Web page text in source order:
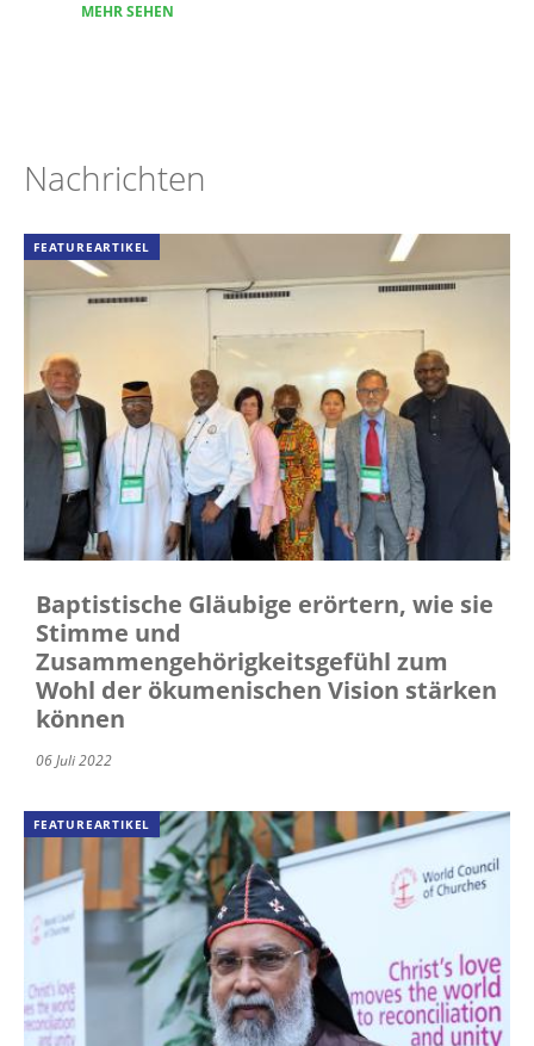
MEHR SEHEN
Nachrichten
FEATUREARTIKEL
Baptistische Gläubige erörtern, wie sie
Stimme und
Zusammengehörigkeitsgefühl zum
Wohl der ökumenischen Vision stärken
können
06 Juli 2022
FEATUREARTIKEL